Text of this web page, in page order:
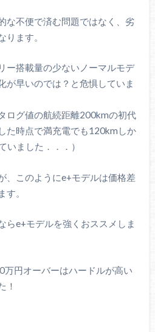
な不便で済む問題ではなく、劣
ります。
ー搭載量の少ないノーマルモデ
が早いのでは？と危惧していま
ログ値の航続距離200kmの初代
た時点で満充電でも120kmしか
いました．．．）
、このようにe+モデルは価格差
。
らe+モデルを強くおススメしま
万円オーバーはハードルが高い
！